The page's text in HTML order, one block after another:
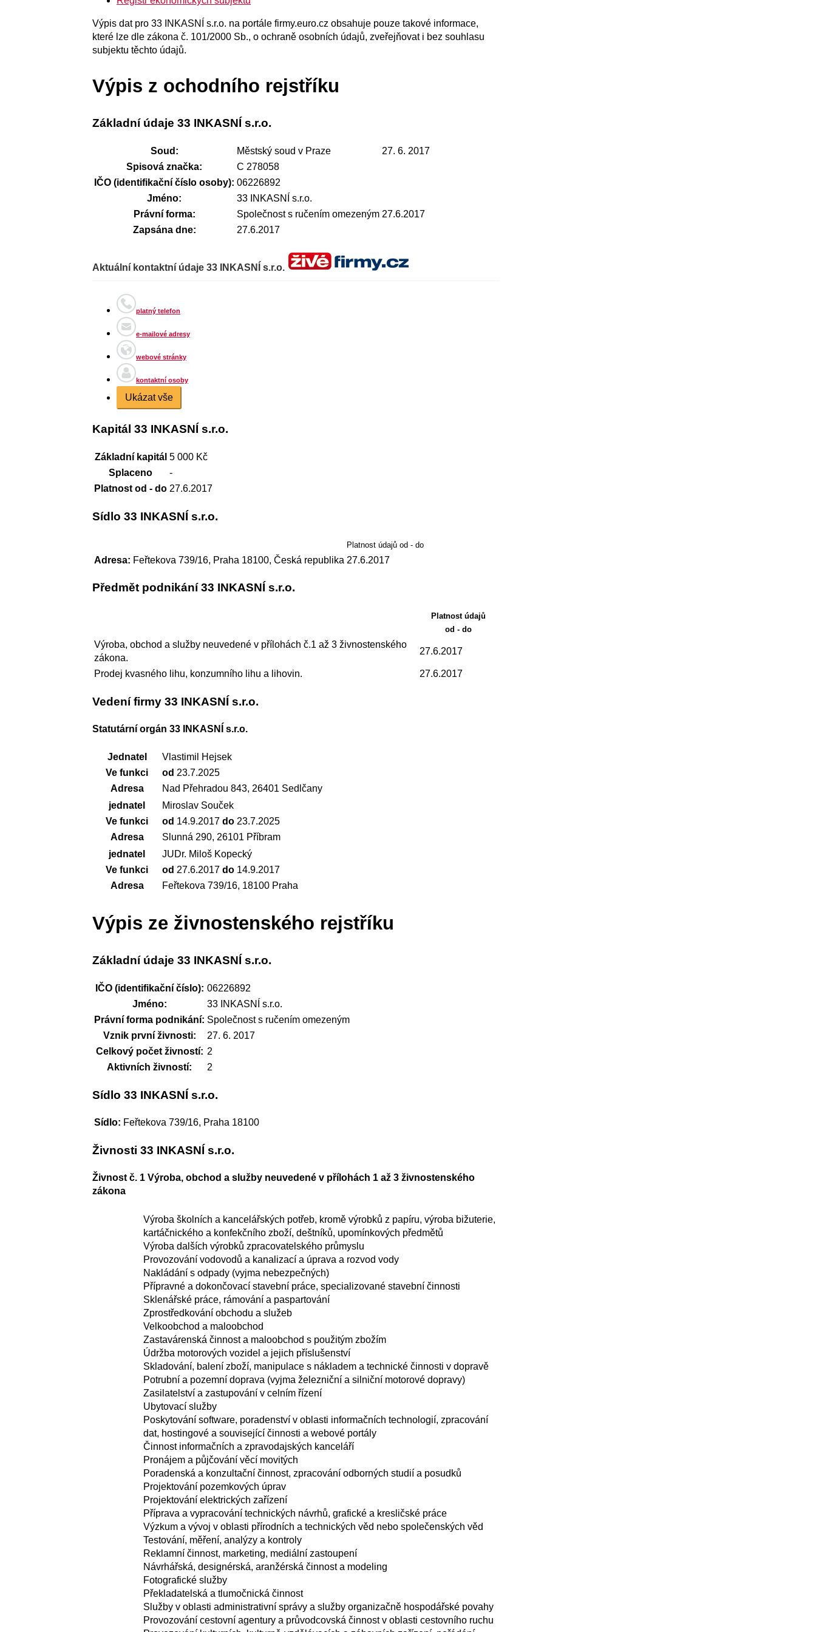
Výpis dat pro 33 INKASNÍ s.r.o. na portále firmy.euro.cz obsahuje pouze takové informace,
které lze dle zákona č. 101/2000 Sb., o ochraně osobních údajů, zveřejňovat i bez souhlasu
subjektu těchto údajů.
Výpis z ochodního rejstříku
Základní údaje 33 INKASNÍ s.r.o.
Soud: Městský soud v Praze
27. 6. 2017
Spisová značka:
C 278058
IČO (identifikační číslo osoby): 06226892
Jméno:
33 INKASNÍ s.r.o.
Právní forma:
Společnost s ručením omezeným 27.6.2017
Zapsána dne:
27.6.2017
Aktuální kontaktní údaje 33 INKASNÍ s.r.o.
platný telefon
e-mailové adresy
webové stránky
kontaktní osoby
Ukázat vše
Kapitál 33 INKASNÍ s.r.o.
Základní kapitál 5 000 Kč
Splaceno
-
Platnost od - do 27.6.2017
Sídlo 33 INKASNÍ s.r.o.
Platnost údajů od - do
Adresa: Feřtekova 739/16, Praha 18100, Česká republika 27.6.2017
Předmět podnikání 33 INKASNÍ s.r.o.
Platnost údajů
od - do
Výroba, obchod a služby neuvedené v přílohách č.1 až 3 živnostenského
zákona.
27.6.2017
Prodej kvasného lihu, konzumního lihu a lihovin. 27.6.2017
Vedení firmy 33 INKASNÍ s.r.o.
Statutární orgán 33 INKASNÍ s.r.o.
Jednatel
Vlastimil Hejsek
Ve funkci
od 23.7.2025
Adresa
Nad Přehradou 843, 26401 Sedlčany
jednatel
Miroslav Souček
Ve funkci
od 14.9.2017 do 23.7.2025
Adresa
Slunná 290, 26101 Příbram
jednatel
JUDr. Miloš Kopecký
Ve funkci
od 27.6.2017 do 14.9.2017
Adresa
Feřtekova 739/16, 18100 Praha
Výpis ze živnostenského rejstříku
Základní údaje 33 INKASNÍ s.r.o.
IČO (identifikační číslo): 06226892
Jméno:
33 INKASNÍ s.r.o.
Právní forma podnikání: Společnost s ručením omezeným
Vznik první živnosti:
27. 6. 2017
Celkový počet živností: 2
Aktivních živností:
2
Sídlo 33 INKASNÍ s.r.o.
Sídlo: Feřtekova 739/16, Praha 18100
Živnosti 33 INKASNÍ s.r.o.
Živnost č. 1 Výroba, obchod a služby neuvedené v přílohách 1 až 3 živnostenského
zákona
Výroba školních a kancelářských potřeb, kromě výrobků z papíru, výroba bižuterie,
kartáčnického a konfekčního zboží, deštníků, upomínkových předmětů
Výroba dalších výrobků zpracovatelského průmyslu
Provozování vodovodů a kanalizací a úprava a rozvod vody
Nakládání s odpady (vyjma nebezpečných)
Přípravné a dokončovací stavební práce, specializované stavební činnosti
Sklenářské práce, rámování a paspartování
Zprostředkování obchodu a služeb
Velkoobchod a maloobchod
Zastavárenská činnost a maloobchod s použitým zbožím
Údržba motorových vozidel a jejich příslušenství
Skladování, balení zboží, manipulace s nákladem a technické činnosti v dopravě
Potrubní a pozemní doprava (vyjma železniční a silniční motorové dopravy)
Zasilatelství a zastupování v celním řízení
Ubytovací služby
Poskytování software, poradenství v oblasti informačních technologií, zpracování
dat, hostingové a související činnosti a webové portály
Činnost informačních a zpravodajských kanceláří
Pronájem a půjčování věcí movitých
Poradenská a konzultační činnost, zpracování odborných studií a posudků
Projektování pozemkových úprav
Projektování elektrických zařízení
Příprava a vypracování technických návrhů, grafické a kresličské práce
Výzkum a vývoj v oblasti přírodních a technických věd nebo společenských věd
Testování, měření, analýzy a kontroly
Reklamní činnost, marketing, mediální zastoupení
Návrhářská, designérská, aranžérská činnost a modeling
Fotografické služby
Překladatelská a tlumočnická činnost
Služby v oblasti administrativní správy a služby organizačně hospodářské povahy
Provozování cestovní agentury a průvodcovská činnost v oblasti cestovního ruchu